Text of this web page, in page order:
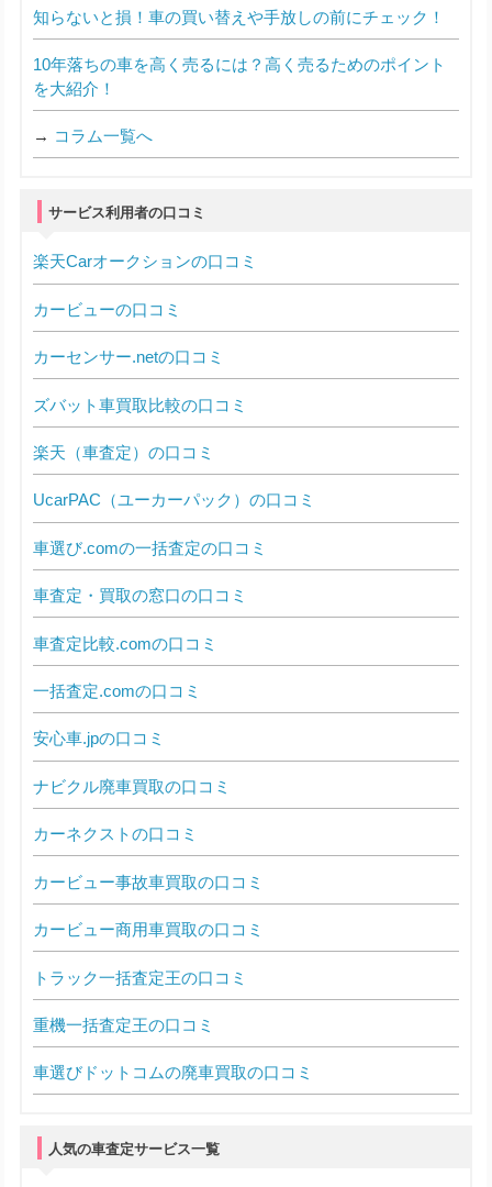
知らないと損！車の買い替えや手放しの前にチェック！
10年落ちの車を高く売るには？高く売るためのポイント
を大紹介！
→ コラム一覧へ
サービス利用者の口コミ
楽天Carオークションの口コミ
カービューの口コミ
カーセンサー.netの口コミ
ズバット車買取比較の口コミ
楽天（車査定）の口コミ
UcarPAC（ユーカーパック）の口コミ
車選び.comの一括査定の口コミ
車査定・買取の窓口の口コミ
車査定比較.comの口コミ
一括査定.comの口コミ
安心車.jpの口コミ
ナビクル廃車買取の口コミ
カーネクストの口コミ
カービュー事故車買取の口コミ
カービュー商用車買取の口コミ
トラック一括査定王の口コミ
重機一括査定王の口コミ
車選びドットコムの廃車買取の口コミ
人気の車査定サービス一覧